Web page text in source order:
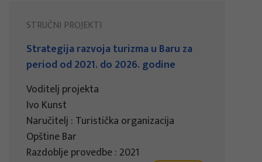
STRUČNI PROJEKTI
Strategija razvoja turizma u Baru za
period od 2021. do 2026. godine
Voditelj projekta
Ivo Kunst
Naručitelj : Turistička organizacija
Opštine Bar
Razdoblje provedbe : 2021